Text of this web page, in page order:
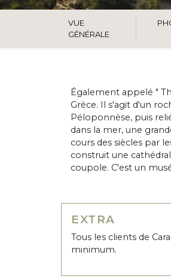
VUE
GÉNÉRALE
Également appelé "
Grèce. Il s'agit d'un
Péloponnèse, puis
dans la mer, une
cours des siècles par
construit une
coupole. C'est un
EXTRA
Tous les clients de
minimum.